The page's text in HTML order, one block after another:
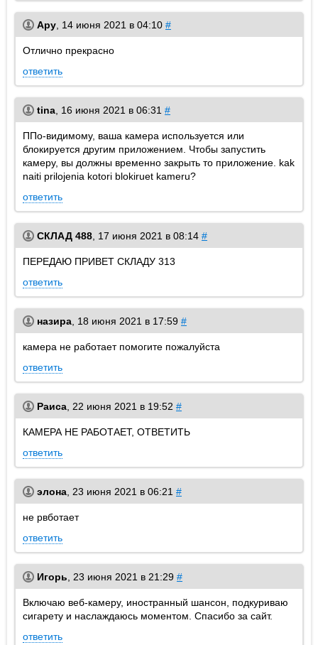
Ару 14 июня 2021 в 04:10 #
Отлично прекрасно
ответить
tina 16 июня 2021 в 06:31 #
ППо-видимому, ваша камера используется или
блокируется другим приложением. Чтобы запустить
камеру, вы должны временно закрыть то приложение. kak
naiti prilojenia kotori blokiruet kameru?
ответить
СКЛАД 488 17 июня 2021 в 08:14 #
ПЕРЕДАЮ ПРИВЕТ СКЛАДУ 313
ответить
назира 18 июня 2021 в 17:59 #
камера не работает помогите пожалуйста
ответить
Раиса 22 июня 2021 в 19:52 #
КАМЕРА НЕ РАБОТАЕТ, ОТВЕТИТЬ
ответить
элона 23 июня 2021 в 06:21 #
не рвботает
ответить
Игорь 23 июня 2021 в 21:29 #
Включаю веб-камеру, иностранный шансон, подкуриваю
сигарету и наслаждаюсь моментом. Спасибо за сайт.
ответить